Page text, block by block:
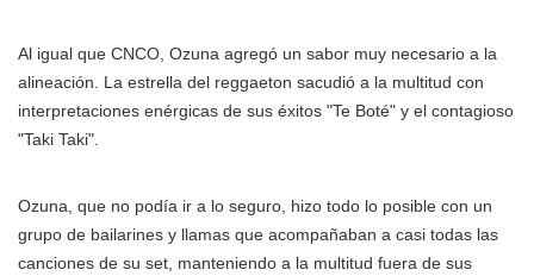
Al igual que CNCO, Ozuna agregó un sabor muy necesario a la
alineación. La estrella del reggaeton sacudió a la multitud con
interpretaciones enérgicas de sus éxitos "Te Boté" y el contagioso
"Taki Taki".
Ozuna, que no podía ir a lo seguro, hizo todo lo posible con un
grupo de bailarines y llamas que acompañaban a casi todas las
canciones de su set, manteniendo a la multitud fuera de sus